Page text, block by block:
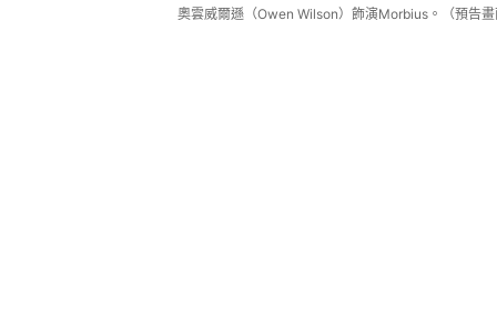
奧雲威爾遜（Owen Wilson）飾演Morbius。（預告